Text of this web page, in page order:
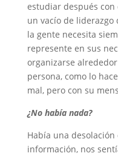
estudiar después
un vacío de liderazgo
la gente necesita
represente en sus
organizarse
persona, como lo
mal, pero con su
¿No había nada?
Había una
información, nos